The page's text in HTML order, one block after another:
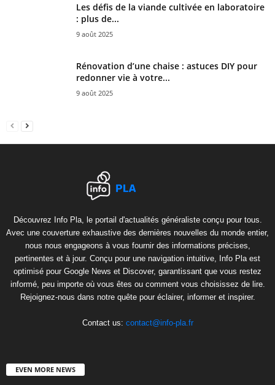
Les défis de la viande cultivée en laboratoire
: plus de...
9 août 2025
Rénovation d’une chaise : astuces DIY pour
redonner vie à votre...
9 août 2025
Découvrez Info Pla, le portail d'actualités généraliste conçu pour tous.
Avec une couverture exhaustive des dernières nouvelles du monde entier,
nous nous engageons à vous fournir des informations précises,
pertinentes et à jour. Conçu pour une navigation intuitive, Info Pla est
optimisé pour Google News et Discover, garantissant que vous restez
informé, peu importe où vous êtes ou comment vous choisissez de lire.
Rejoignez-nous dans notre quête pour éclairer, informer et inspirer.
Contact us: contact@info-pla.fr
EVEN MORE NEWS